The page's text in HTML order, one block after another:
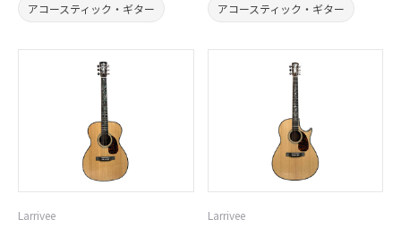
アコースティック・ギター
アコースティック・ギター
Larrivee Larrivee